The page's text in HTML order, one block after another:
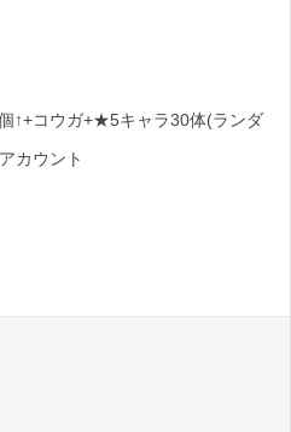
↑+コウガ+★5キャラ30体(ランダ
カウント